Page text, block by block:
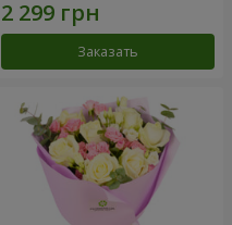
Заказать